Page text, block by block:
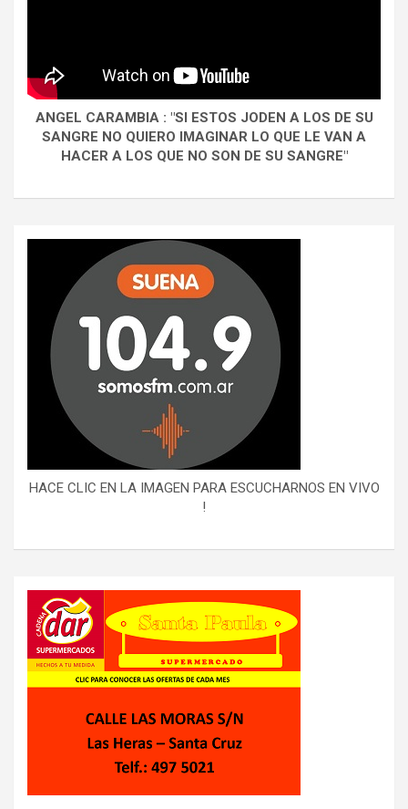
ANGEL CARAMBIA : "SI ESTOS JODEN A LOS DE SU
SANGRE NO QUIERO IMAGINAR LO QUE LE VAN A
HACER A LOS QUE NO SON DE SU SANGRE"
HACE CLIC EN LA IMAGEN PARA ESCUCHARNOS EN VIVO
!